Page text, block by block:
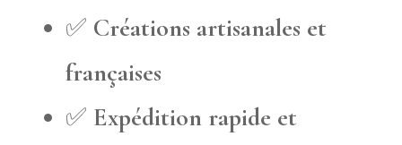
✅ Créations artisanales et
françaises
✅ Expédition rapide et